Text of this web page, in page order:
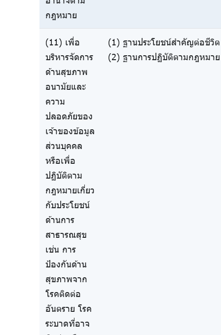
กฎหมาย
(11) เพื่อ
บริหารจัดการ
ด้านสุขภาพ
อนามัยและ
ความ
ปลอดภัยของ
เจ้าของข้อมูล
ส่วนบุคคล
หรือเพื่อ
ปฏิบัติตาม
กฎหมายเกี่ยว
กับประโยชน์
ด้านการ
สาธารณสุข
เช่น การ
ป้องกันด้าน
สุขภาพจาก
โรคติดต่อ
อันตราย โรค
ระบาดที่อาจ
(1) ฐานประโยชน์สำคัญต่อชีวิ
(2) ฐานการปฏิบัติตามกฎหมา